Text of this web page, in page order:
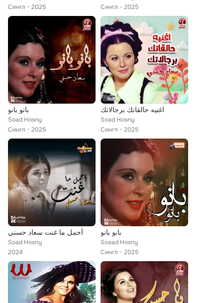
Сингл
2025
Сингл
2025
بانو بانو
Soad Hosny
Сингл
2025
اغنيه حالقاتك برجالاتك
Soad Hosny
Сингл
2025
أجمل ما غنت سعاد حسني
Soad Hosny
2024
بانو بانو
Soaad Hosny
Сингл
2025